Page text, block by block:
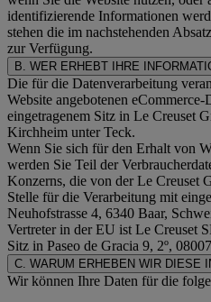
identifizierende Informationen
stehen die im nachstehenden
zur Verfügung.
B. WER ERHEBT IHRE
Die für die Datenverarbeitung
Website angebotenen
eingetragenem Sitz in Le Creuset
Kirchheim unter Teck.
Wenn Sie sich für den Erhalt von
werden Sie Teil der
Konzerns, die von der Le Creuset
Stelle für die Verarbeitung mit
Neuhofstrasse 4, 6340 Baar,
Vertreter in der EU ist Le Creuset
Sitz in Paseo de Gracia 9, 2º,
C. WARUM ERHEBEN WIR DIESE
Wir können Ihre Daten für die